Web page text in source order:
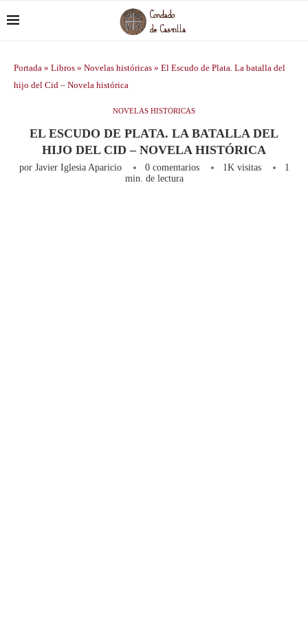
Portada » Libros » Novelas históricas » El Escudo de Plata. La batalla del
hijo del Cid – Novela histórica
NOVELAS HISTÓRICAS
EL ESCUDO DE PLATA. LA BATALLA DEL
HIJO DEL CID – NOVELA HISTÓRICA
por Javier Iglesia Aparicio 0 comentarios 1Kvisitas
1
min. de lectura